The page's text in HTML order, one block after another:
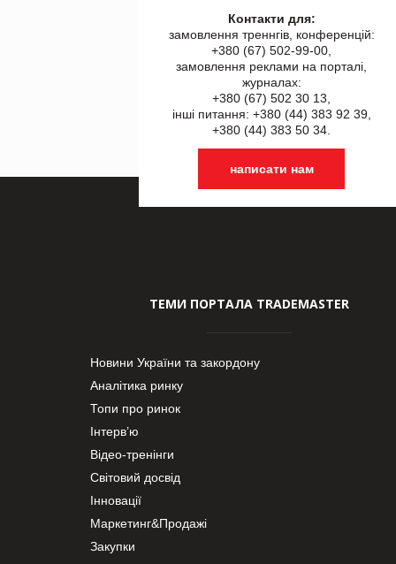
Контакти для:
замовлення треннгів, конференцій:
+380 (67) 502-99-00,
замовлення реклами на порталі,
журналах:
+380 (67) 502 30 13,
інші питання: +380 (44) 383 92 39,
+380 (44) 383 50 34.
написати нам
ТЕМИ ПОРТАЛА TRADEMASTER
Новини України та закордону
Аналітика ринку
Топи про ринок
Інтерв’ю
Відео-тренінги
Світовий досвід
Інновації
Маркетинг&Продажі
Закупки